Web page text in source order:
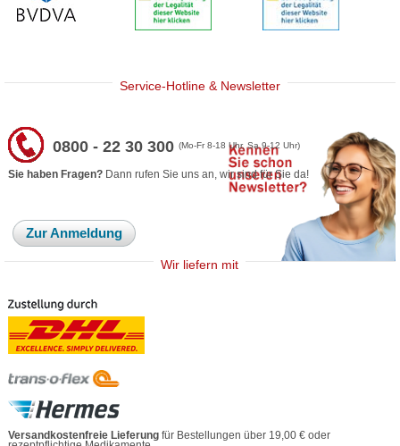
Service-Hotline & Newsletter
0800 - 22 30 300(Mo-Fr 8-18 Uhr, Sa 9-12 Uhr)
Sie haben Fragen? Dann rufen Sie uns an, wir sind für Sie da!
Zur Anmeldung
Wir liefern mit
Versandkostenfreie Lieferung für Bestellungen über 19,00 € oder